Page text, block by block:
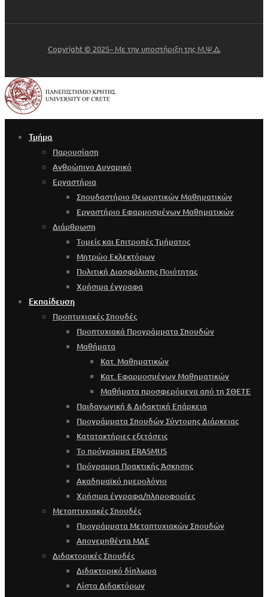
Copyright © 2025– Με την υποστήριξη της Μ.Ψ.Δ.
Τμήμα
Παρουσίαση
Ανθρώπινο Δυναμικό
Εργαστήρια
Σπουδαστήριο Θεωρητικών Μαθηματικών
Εργαστήριο Εφαρμοσμένων Μαθηματικών
Διάρθρωση
Τομείς και Επιτροπές Τμήματος
Μητρώο Εκλεκτόρων
Πολιτική Διασφάλισης Ποιότητας
Χρήσιμα έγγραφα
Εκπαίδευση
Προπτυχιακές Σπουδές
Προπτυχιακά Προγράμματα Σπουδών
Μαθήματα
Κατ. Μαθηματικών
Κατ. Εφαρμοσμένων Μαθηματικών
Μαθήματα προσφερόμενα από τη ΣΘΕΤΕ
Παιδαγωγική & Διδακτική Επάρκεια
Προγράμματα Σπουδών Σύντομης Διάρκειας
Κατατακτήριες εξετάσεις
Το πρόγραμμα ERASMUS
Πρόγραμμα Πρακτικής Άσκησης
Ακαδημαϊκό ημερολόγιο
Χρήσιμα έγγραφα/πληροφορίες
Μεταπτυχιακές Σπουδές
Προγράμματα Μεταπτυχιακών Σπουδών
Απονεμηθέντα ΜΔΕ
Διδακτορικές Σπουδές
Διδακτορικό δίπλωμα
Λίστα Διδακτόρων